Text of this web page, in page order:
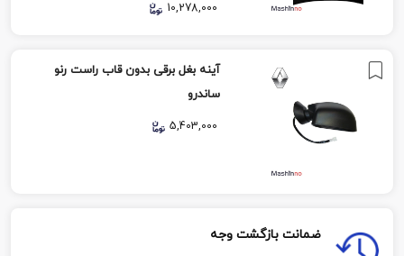
10,278,000
آینه بغل برقی بدون قاب راست رنو
ساندرو
5,403,000
ضمانت بازگشت وجه